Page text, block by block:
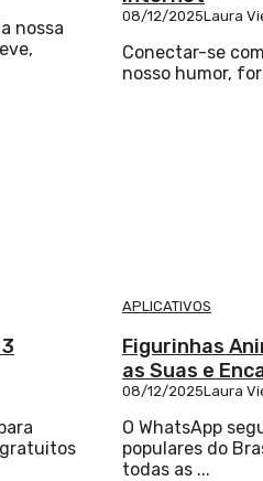
nossa
08/12/2025Laura
Conectar-se
nosso humor,
APLICATIVOS
Figurinhas
as Suas e
08/12/2025Laura
O WhatsApp
populares do
todas as ...